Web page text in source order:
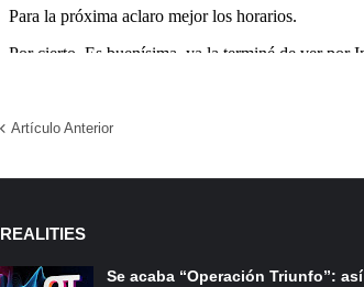
Artículo Anterior
REALITIES
Se acaba “Operación Triunfo”: así